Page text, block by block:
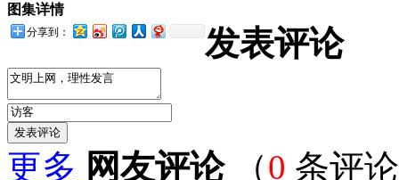
图集详情
分享到： 发表评论
更多 网友评论（0 条评